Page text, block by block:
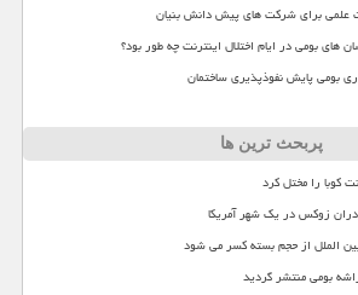
علمی برای شرکت های پیش دانش بنیان
های بومی در ایام اختلال اینترنت چه طور بود؟
بومی پایش نفوذپذیری ساختمان
پربحث ترین ها
کوبا را مختل کرد
زوکس در یک شهر آمریکا
الملل از حجم بسته کسر می شود
بومی منتشر گردید